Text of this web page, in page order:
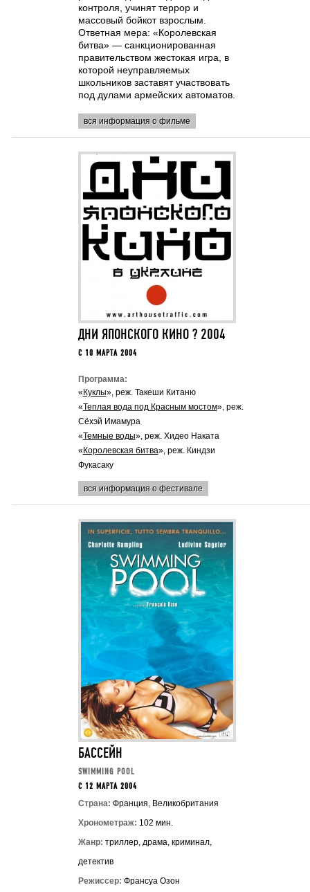
контроля, учинят террор и
массовый бойкот взрослым.
Ответная мера: «Королевская
битва» — санкционированная
правительством жестокая игра, в
которой неуправляемых
школьников заставят участвовать
под дулами армейских автоматов.
вся информация о фильме
ДНИ ЯПОНСКОГО КИНО ? 2004
C 10 МАРТА 2004
Программа:
« Куклы», реж. Такеши Китаню
«Теплая вода под Красным мостом», реж.
Сёхэй Имамура
«Темные воды», реж. Хидео Наката
« Королевская битва», реж. Киндзи
Фукасаку
вся информация о фестивале
БАССЕЙН
SWIMMING POOL
C 12 МАРТА 2004
Страна: Франция, Великобритания
Хронометраж: 102 мин.
Жанр: триллер, драма, криминал,
детектив
Режиссер: Франсуа Озон